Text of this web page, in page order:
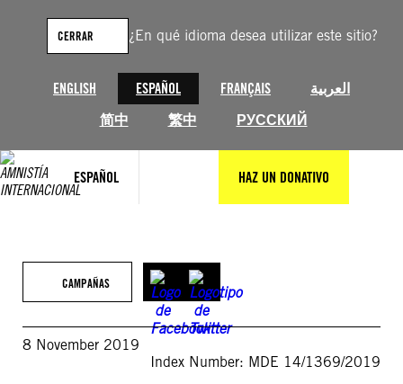
¿En qué idioma desea utilizar este sitio?
ENGLISH ESPAÑOL FRANÇAIS
العربية
简中
繁中 РУССКИЙ
CERRAR
ESPAÑOL HAZ UN DONATIVO
contenido
CAMPAÑAS
8 November 2019
Index Number: MDE 14/1369/2019